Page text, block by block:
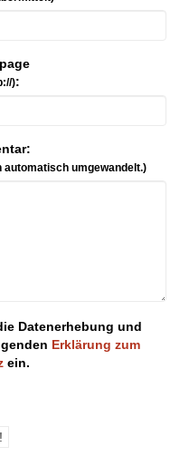
):
automatisch umgewandelt.)
Datenerhebung und
Erklärung zum
ein.